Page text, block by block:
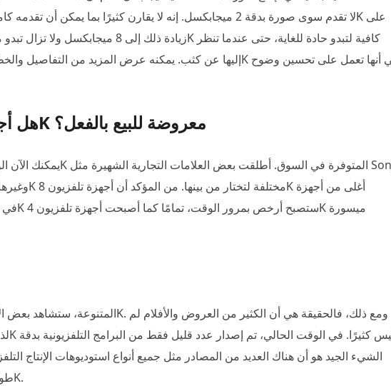
هل أجهزة التلفاز والشاشات 8K معروضة للبيع بالفعل؟
طوكيو وغيرها التي ستنتج محتوى بدقة 8K.